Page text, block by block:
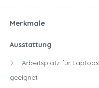
Merkmale
Ausstattung
Arbeitsplatz für Laptops
geeignet